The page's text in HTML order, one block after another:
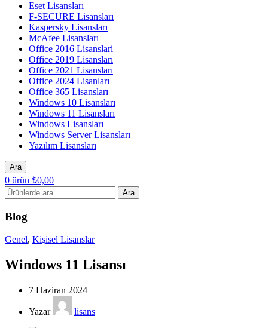
Eset Lisansları
F-SECURE Lisansları
Kaspersky Lisansları
McAfee Lisansları
Office 2016 Lisanslari
Office 2019 Lisansları
Office 2021 Lisansları
Office 2024 Lisanları
Office 365 Lisansları
Windows 10 Lisansları
Windows 11 Lisansları
Windows Lisansları
Windows Server Lisansları
Yazılım Lisansları
Ara
0 ürün ₺0,00
Ara
Blog
Genel, Kişisel Lisanslar
Windows 11 Lisansı
7 Haziran 2024
Yazar lisans